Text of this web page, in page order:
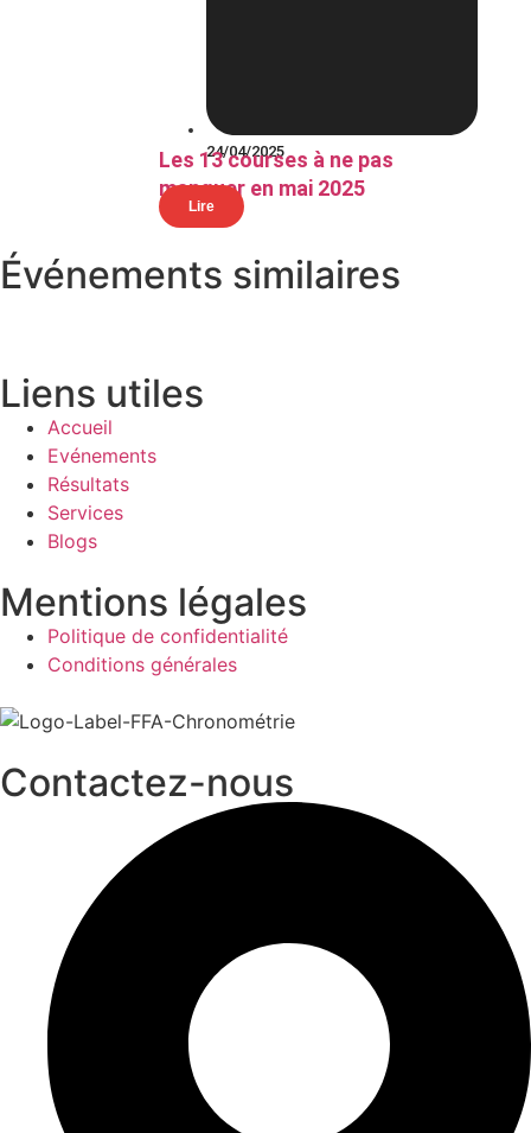
24/04/2025
Les 13 courses à ne pas
manquer en mai 2025
Lire
Événements similaires
Liens utiles
Accueil
Evénements
Résultats
Services
Blogs
Mentions légales
Politique de confidentialité
Conditions générales
Contactez-nous